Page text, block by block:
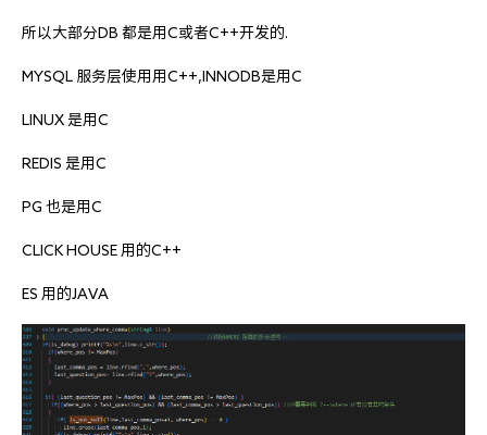
所以大部分DB 都是用C或者C++开发的.
MYSQL 服务层使用用C++,INNODB是用C
LINUX 是用C
REDIS 是用C
PG 也是用C
CLICK HOUSE 用的C++
ES 用的JAVA